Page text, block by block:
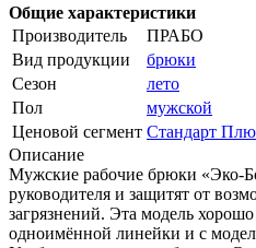
Общие характеристики
Производитель
ПРАБО
Вид продукции
брюки
Сезон
лето
Пол
мужской
Ценовой сегмент Стандарт
Описание
Мужские рабочие брюки «Эко-
руководителя и защитят от
загрязнений. Эта модель хорошо
одноимённой линейки и с